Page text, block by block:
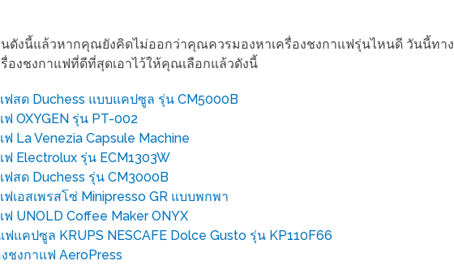
นดังนี้แล้วหากคุณยังคิดไม่ออกว่าคุณควรมองหาเครื่องชงกาแฟรุ่นไหนดี วันนี้ทาง
รื่องชงกาแฟที่ดีที่สุดเอาไว้ให้คุณเลือกแล้วดังนี้
ฟสด Duchess แบบแคปซูล รุ่น CM5000B
ฟ OXYGEN รุ่น PT-002
ฟ La Venezia Capsule Machine
ฟ Electrolux รุ่น ECM1303W
ฟสด Duchess รุ่น CM3000B
ฟเอสเพรสโซ่ Minipresso GR แบบพกพา
ฟ UNOLD Coffee Maker ONYX
ฟแคปซูล KRUPS NESCAFE Dolce Gusto รุ่น KP110F66
งชงกาแฟ AeroPress